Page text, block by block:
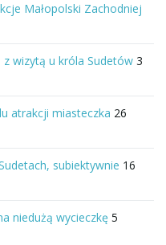
Małopolski Zachodniej
wizytą u króla Sudetów 3
atrakcji miasteczka 26
subiektywnie 16
niedużą wycieczkę 5